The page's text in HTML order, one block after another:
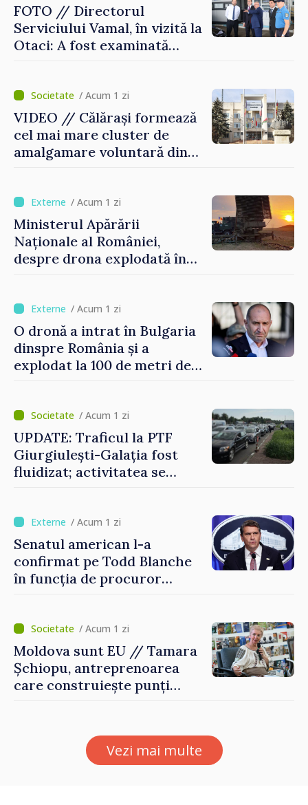
FOTO // Directorul
Serviciului Vamal, în vizită la
Otaci: A fost examinată
performant/ Acum 1 zi
VIDEO // Călărași formează
cel mai mare cluster de
amalgamare voluntară din
finală
/ Acum 1 zi
Ministerul Apărării
Naționale al României,
despre drona explodată în
vehicul aerian”
/ Acum 1 zi
O dronă a intrat în Bulgaria
dinspre România și a
explodat la 100 de metri de
/ Acum 1 zi
UPDATE: Traficul la PTF
Giurgiulești-Galația fost
fluidizat; activitatea se
/ Acum 1 zi
Senatul american l-a
confirmat pe Todd Blanche
în funcția de procuror
/ Acum 1 zi
Moldova sunt EU // Tamara
Șchiopu, antreprenoarea
care construiește punți
Vezi mai multe